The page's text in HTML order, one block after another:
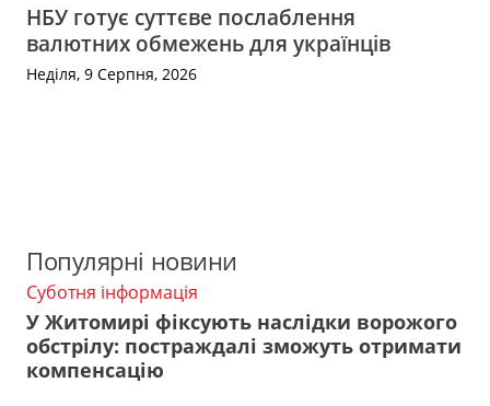
НБУ готує суттєве послаблення
валютних обмежень для українців
Неділя, 9 Серпня, 2026
Популярні новини
Суботня інформація
У Житомирі фіксують наслідки ворожого
обстрілу: постраждалі зможуть отримати
компенсацію